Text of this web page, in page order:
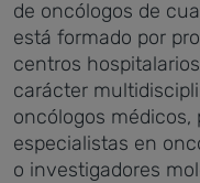
de oncólogos de
está formado por
centros
carácter
oncólogos médicos,
especialistas en
o investigadores